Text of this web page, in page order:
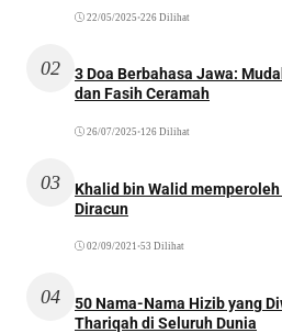
22/05/2025 •226 Dilihat
02
3 Doa Berbahasa Jawa:
dan Fasih Ceramah
26/07/2025 •126 Dilihat
03
Khalid bin Walid
Diracun
02/09/2021 •53 Dilihat
04
50 Nama-Nama Hizib yang
Thariqah di Seluruh Dunia